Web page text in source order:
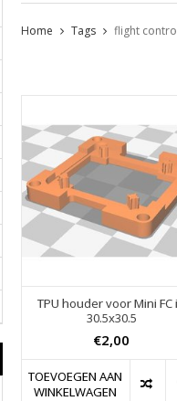
Home Tags flight
TPU houder voor Mini FC
30.5x30.5
€2,00
TOEVOEGEN AAN
WINKELWAGEN